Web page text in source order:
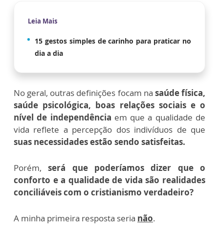
Leia Mais
15 gestos simples de carinho para praticar no
dia a dia
No geral, outras definições focam na saúde física,
saúde psicológica, boas relações sociais e o
nível de independência em que a qualidade de
vida reflete a percepção dos indivíduos de que
suas necessidades estão sendo satisfeitas.
Porém,será que poderíamos dizer que o
conforto e a qualidade de vida são realidades
conciliáveis com o cristianismo verdadeiro?
A minha primeira resposta seria não.